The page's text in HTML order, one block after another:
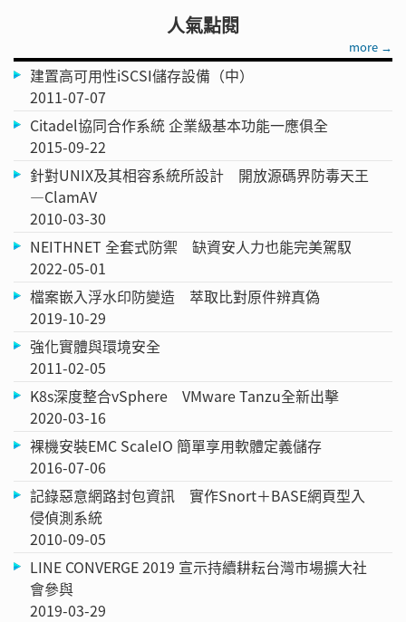
人氣點閱
more →
建置高可用性iSCSI儲存設備（中）
2011-07-07
Citadel協同合作系統 企業級基本功能一應俱全
2015-09-22
針對UNIX及其相容系統所設計 開放源碼界防毒天王
—ClamAV
2010-03-30
NEITHNET 全套式防禦 缺資安人力也能完美駕馭
2022-05-01
檔案嵌入浮水印防變造 萃取比對原件辨真偽
2019-10-29
強化實體與環境安全
2011-02-05
K8s深度整合vSphere VMware Tanzu全新出擊
2020-03-16
裸機安裝EMC ScaleIO 簡單享用軟體定義儲存
2016-07-06
記錄惡意網路封包資訊 實作Snort＋BASE網頁型入
侵偵測系統
2010-09-05
LINE CONVERGE 2019 宣示持續耕耘台灣市場擴大社
會參與
2019-03-29